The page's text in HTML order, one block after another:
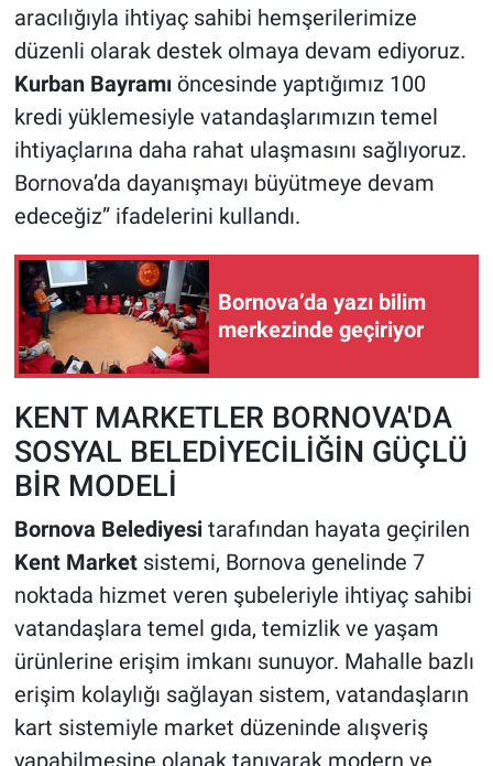
aracılığıyla ihtiyaç sahibi hemşerilerimize
düzenli olarak destek olmaya devam ediyoruz.
Kurban Bayramıöncesinde yaptığımız 100
kredi yüklemesiyle vatandaşlarımızın temel
ihtiyaçlarına daha rahat ulaşmasını sağlıyoruz.
Bornova’da dayanışmayı büyütmeye devam
edeceğiz” ifadelerini kullandı.
Bornova’da yazı bilim
merkezinde geçiriyor
KENT MARKETLER BORNOVA'DA
SOSYAL BELEDİYECİLİĞİN GÜÇLÜ
BİR MODELİ
Bornova Belediyesitarafından hayata geçirilen
Kent Market sistemi, Bornova genelinde 7
noktada hizmet veren şubeleriyle ihtiyaç sahibi
vatandaşlara temel gıda, temizlik ve yaşam
ürünlerine erişim imkanı sunuyor. Mahalle bazlı
erişim kolaylığı sağlayan sistem, vatandaşların
kart sistemiyle market düzeninde alışveriş
yapabilmesine olanak tanıyarak modern ve